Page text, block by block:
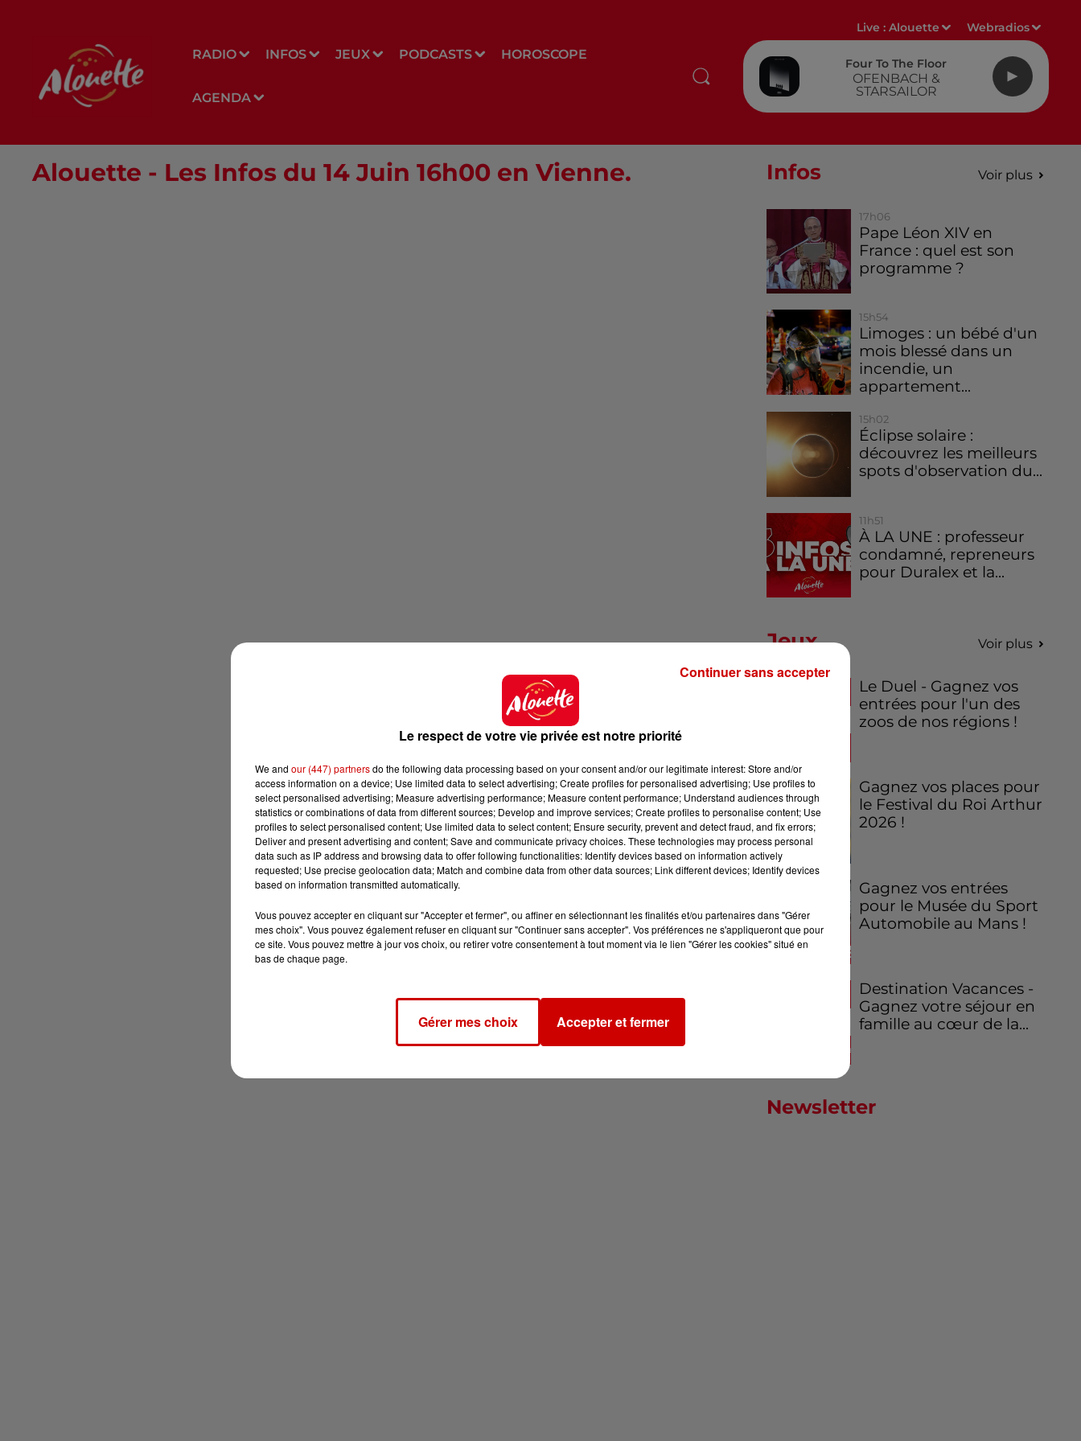
RADIO INFOS JEUX PODCASTS HOROSCOPE
AGENDA
Live :Alouette Webradios
Four To The Floor
OFENBACH &
STARSAILOR
Alouette - Les Infos du 14 Juin 16h00 en Vienne. Infos Voir plus
17h06
Pape Léon XIV en
France : quel est son
programme ?
15h54
Limoges : un bébé d'un
mois blessé dans un
incendie, un
appartement...
15h02
Éclipse solaire :
découvrez les meilleurs
spots d'observation du...
11h51
À LA UNE : professeur
condamné, repreneurs
pour Duralex et la...
Jeux Voir plus
Le Duel - Gagnez vos
entrées pour l'un des
zoos de nos régions !
Gagnez vos places pour
le Festival du Roi Arthur
2026 !
Gagnez vos entrées
pour le Musée du Sport
Automobile au Mans !
Destination Vacances -
Gagnez votre séjour en
famille au cœur de la...
Newsletter
Le respect de votre vie privée est notre priorité
We and our (447) partnersdo the following data processing based on your consent and/or our legitimate interest: Store and/or
access information on a device; Use limited data to select advertising; Create profiles for personalised advertising; Use profiles to
select personalised advertising; Measure advertising performance; Measure content performance; Understand audiences through
statistics or combinations of data from different sources; Develop and improve services; Create profiles to personalise content; Use
profiles to select personalised content; Use limited data to select content; Ensure security, prevent and detect fraud, and fix errors;
Deliver and present advertising and content; Save and communicate privacy choices. These technologies may process personal
data such as IP address and browsing data to offer following functionalities: Identify devices based on information actively
requested; Use precise geolocation data; Match and combine data from other data sources; Link different devices; Identify devices
based on information transmitted automatically.
Vous pouvez accepter en cliquant sur "Accepter et fermer", ou affiner en sélectionnant les finalités et/ou partenaires dans "Gérer
mes choix". Vous pouvez également refuser en cliquant sur "Continuer sans accepter". Vos préférences ne s'appliqueront que pour
ce site. Vous pouvez mettre à jour vos choix, ou retirer votre consentement à tout moment via le lien "Gérer les cookies" situé en
bas de chaque page.
Gérer mes choix Accepter et fermer
Continuer sans accepter